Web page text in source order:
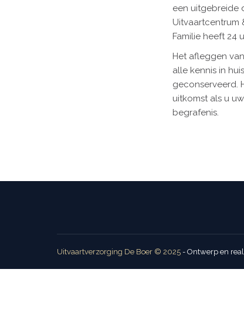
een uitgebreide
Uitvaartcentrum
Familie heeft 24
Het afleggen
alle kennis in
geconserveerd.
uitkomst als u
begrafenis.
Uitvaartverzorging De Boer © 2025 - Ontwerp en